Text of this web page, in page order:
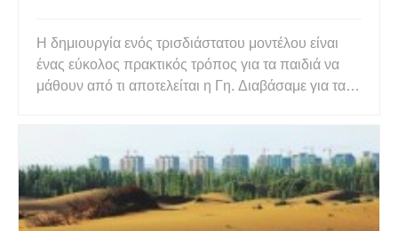
Η δημιουργία ενός τρισδιάστατου μοντέλου είναι
ένας εύκολος πρακτικός τρόπος για τα παιδιά να
μάθουν από τι αποτελείται η Γη. Διαβάσαμε για τα
Schoolbus – Inside the Earth. Στη συνέχεια πιάσαμε
λίγο πηλό και τα παιδιά χρησιμοποίησαν τις εικόνες
από το βιβλ